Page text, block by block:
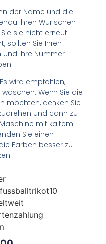
der Name und die
Ihren Wünschen
sie nicht erneut
sollten Sie Ihren
Ihre Nummer
wird empfohlen,
Wenn Sie die
möchten, denken Sie
und dann zu
mit kaltem
Sie einen
Farben besser zu